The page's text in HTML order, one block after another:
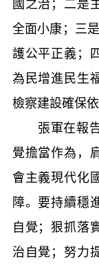
全面小康；三
護公平正義；
為民增進民生
檢察建設確保依
張軍在報告
覺擔當作為，
會主義現代化
障。要持續穩
自覺；狠抓落
治自覺；努力